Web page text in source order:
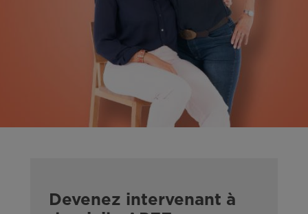
Devenez intervenant à